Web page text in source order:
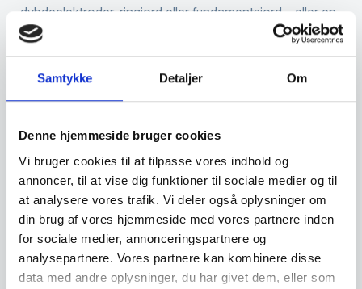
Samtykke Detaljer Om
Denne hjemmeside bruger cookies
Vi bruger cookies til at tilpasse vores indhold og
annoncer, til at vise dig funktioner til sociale medier og til
at analysere vores trafik. Vi deler også oplysninger om
din brug af vores hjemmeside med vores partnere inden
for sociale medier, annonceringspartnere og
analysepartnere. Vores partnere kan kombinere disse
data med andre oplysninger, du har givet dem, eller som
dybdeelektroder, ringjord ellerfundamentsjord – eller en
kombination. Det afhænger af mulighederne på stedet,
Er bygningen allerede opført, løser vi også opgaven.
Med dybdeelektroder, der kan placeres uden egentligt
under vanskelige forhold.
Kontakt os i dag
Vi sidder klar til at hjælpe